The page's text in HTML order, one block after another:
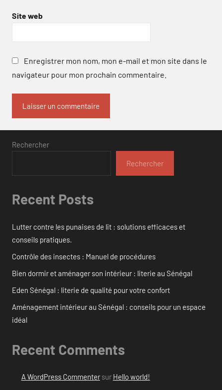
Site web
Enregistrer mon nom, mon e-mail et mon site dans le
navigateur pour mon prochain commentaire.
Rechercher
Rechercher
Recent Posts
Lutter contre les punaises de lit : solutions efficaces et
conseils pratiques.
Contrôle des insectes : Manuel de procédures
Bien dormir et aménager son intérieur : literie au Sénégal
Eden Sénégal : literie de qualité pour votre confort
Aménagement intérieur au Sénégal : conseils pour un espace
idéal
Recent Comments
A WordPress Commentersur Hello world!